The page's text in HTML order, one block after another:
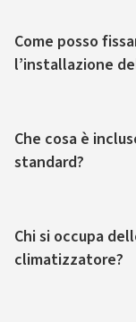
Come posso
l’installazione
Che cosa è
standard?
Chi si occupa
climatizzatore?